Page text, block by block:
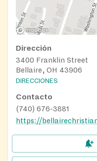
Dirección
3400 Franklin Street
Bellaire, OH 43906
DIRECCIONES
Contacto
(740) 676-3881